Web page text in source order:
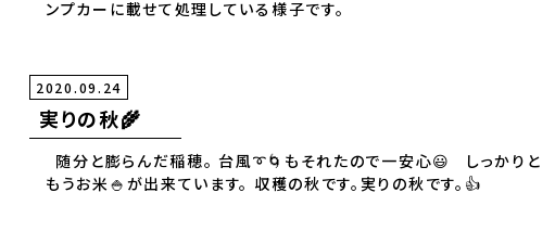
2020.09.24
実りの秋🌾
随分と膨らんだ稲穂。 台風➰🌀もそれたので一安心😃 しっかりと